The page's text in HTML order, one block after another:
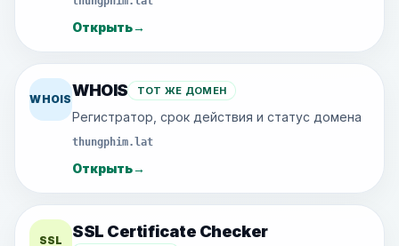
Открыть→
WHOISWHOIS ТОТ ЖЕ ДОМЕН
Регистратор, срок действия и статус домена
thungphim.lat
Открыть→
SSL SSL Certificate Checker